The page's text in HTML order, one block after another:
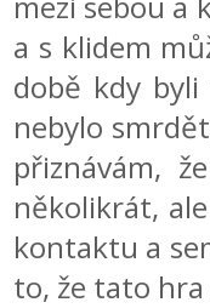
a s klidem
době kdy
nebylo
přiznávám,
několikrát,
kontaktu a
to, že tato